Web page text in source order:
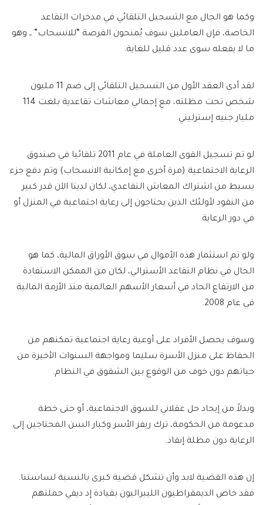
وكما هو الحال مع التسجيل التلقائي في مدخرات التقاعد
الخاصة، فإن العاملين سوف يُمنحون الفرصة “للانسحاب” ــ وهو
ما لا يفعله سوى عدد قليل للغاية.
لقد أدى العقد الأول من التسجيل التلقائي إلى ضم 11 مليون
شخص تحت مظلته، مع إجمالي معاشات تقاعدية بلغت 114
مليار جنيه إسترليني.
لو تم تسجيل القوى العاملة في عام 2011 تلقائيا في صندوق
الرعاية الاجتماعية (مرة أخرى مع إمكانية الانسحاب) وتم دفع جزء
بسيط من اشتراك المعاش التقاعدي، لكان لدينا الآن قدر كبير
من النقود لأولئك الذين يحتاجون إلى رعاية اجتماعية في المنزل أو
في دور الرعاية.
ولو تم استثمار هذه الأموال في سوق الأوراق المالية، كما هو
الحال في نظام التقاعد الأسترالي، لكان من الممكن الاستفادة
من الارتفاع الحاد في أسعار الأسهم العالمية منذ الأزمة المالية
في عام 2008.
وسوف يحصل الأفراد على أوعية رعاية اجتماعية تمكنهم من
الحفاظ على منزل الأسرة سليما ومواجهة السنوات الأخيرة من
حياتهم دون خوف من الوقوع بين الشقوق في النظام.
وبدلاً من إيجاد حل عقلاني للسوق الاجتماعية، أو حتى خطة
مدعومة من الحكومة، ترك ريفز الأسر وكبار السن المحتاجين إلى
الرعاية دون مظلة إنقاذ.
إن هذه القضية لابد وأن تشكل قضية كبرى بالنسبة لساستنا.
فقد خاض الديمقراطيون الليبراليون بقيادة إد ديفي حملتهم